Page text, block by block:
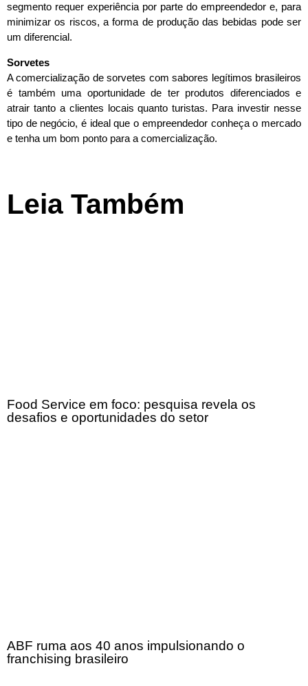
segmento requer experiência por parte do empreendedor e, para
minimizar os riscos, a forma de produção das bebidas pode ser
um diferencial.
Sorvetes
A comercialização de sorvetes com sabores legítimos brasileiros
é também uma oportunidade de ter produtos diferenciados e
atrair tanto a clientes locais quanto turistas. Para investir nesse
tipo de negócio, é ideal que o empreendedor conheça o mercado
e tenha um bom ponto para a comercialização.
Leia Também
Food Service em foco: pesquisa revela os
desafios e oportunidades do setor
ABF ruma aos 40 anos impulsionando o
franchising brasileiro